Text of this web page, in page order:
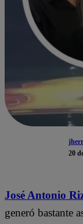
20
José Antonio
generó bastante